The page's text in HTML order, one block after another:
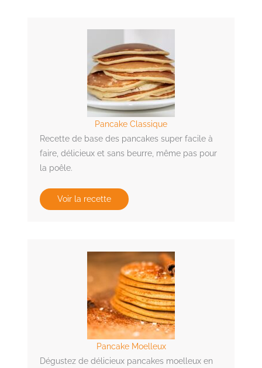
Pancake Classique
Recette de base des pancakes super facile à
faire, délicieux et sans beurre, même pas pour
la poêle.
Voir la recette
Pancake Moelleux
Dégustez de délicieux pancakes moelleux en